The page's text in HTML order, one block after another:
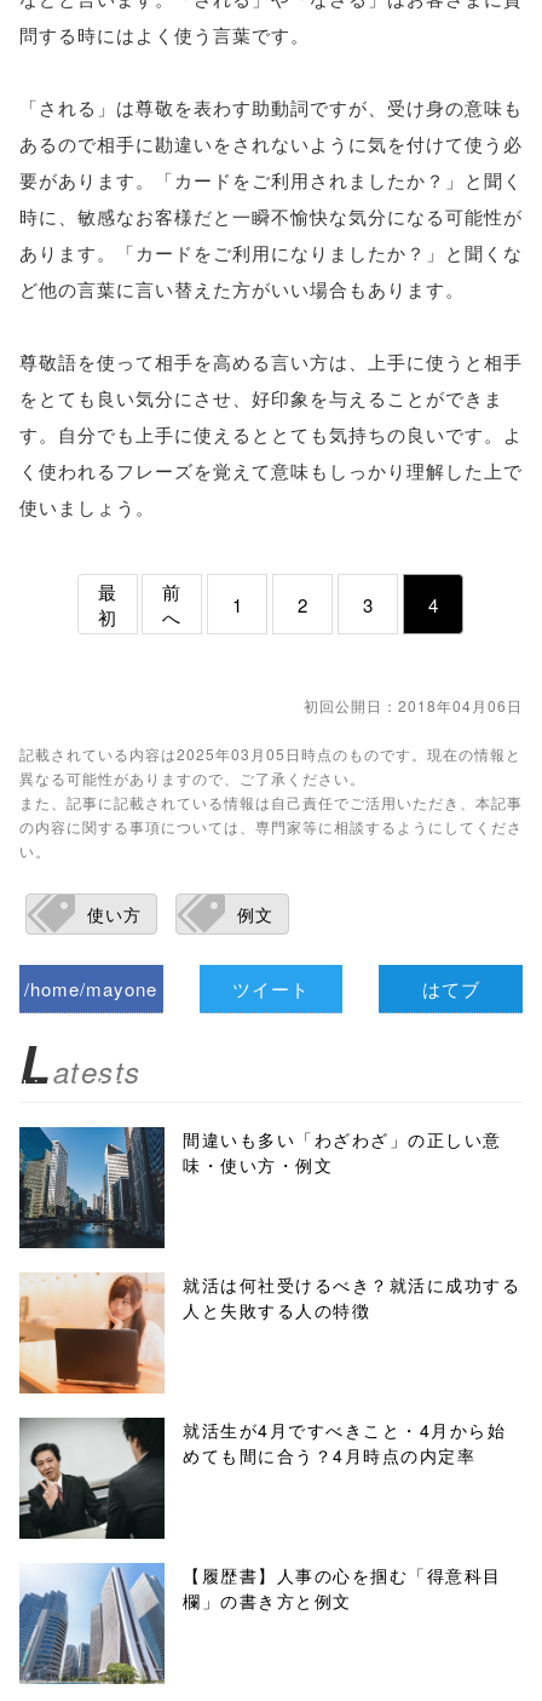
問する時にはよく使う言葉です。
「される」は尊敬を表わす助動詞ですが、受け身の意味も
あるので相手に勘違いをされないように気を付けて使う必
要があります。「カードをご利用されましたか？」と聞く
時に、敏感なお客様だと一瞬不愉快な気分になる可能性が
あります。「カードをご利用になりましたか？」と聞くな
ど他の言葉に言い替えた方がいい場合もあります。
尊敬語を使って相手を高める言い方は、上手に使うと相手
をとても良い気分にさせ、好印象を与えることができま
す。自分でも上手に使えるととても気持ちの良いです。よ
く使われるフレーズを覚えて意味もしっかり理解した上で
使いましょう。
最
初
前
へ
1 2 3 4
初回公開日：2018年04月06日
記載されている内容は2025年03月05日時点のものです。現在の情報と
異なる可能性がありますので、ご了承ください。
また、記事に記載されている情報は自己責任でご活用いただき、本記事
の内容に関する事項については、専門家等に相談するようにしてくださ
い。
使い方 例文
/home/mayone
biz.jp/public_ht
ml/wp-
content/themes
/tapbiz_theme/
parts/sns-
buttons.php on
line10
/1044026"
onclick="windo
w.open(this.hre
f, 'Gwindow',
'width=550,
height=450,
ツイート はてブ
Latests
間違いも多い「わざわざ」の正しい意
味・使い方・例文
就活は何社受けるべき？就活に成功する
人と失敗する人の特徴
就活生が4月ですべきこと・4月から始
めても間に合う？4月時点の内定率
【履歴書】人事の心を掴む「得意科目
欄」の書き方と例文